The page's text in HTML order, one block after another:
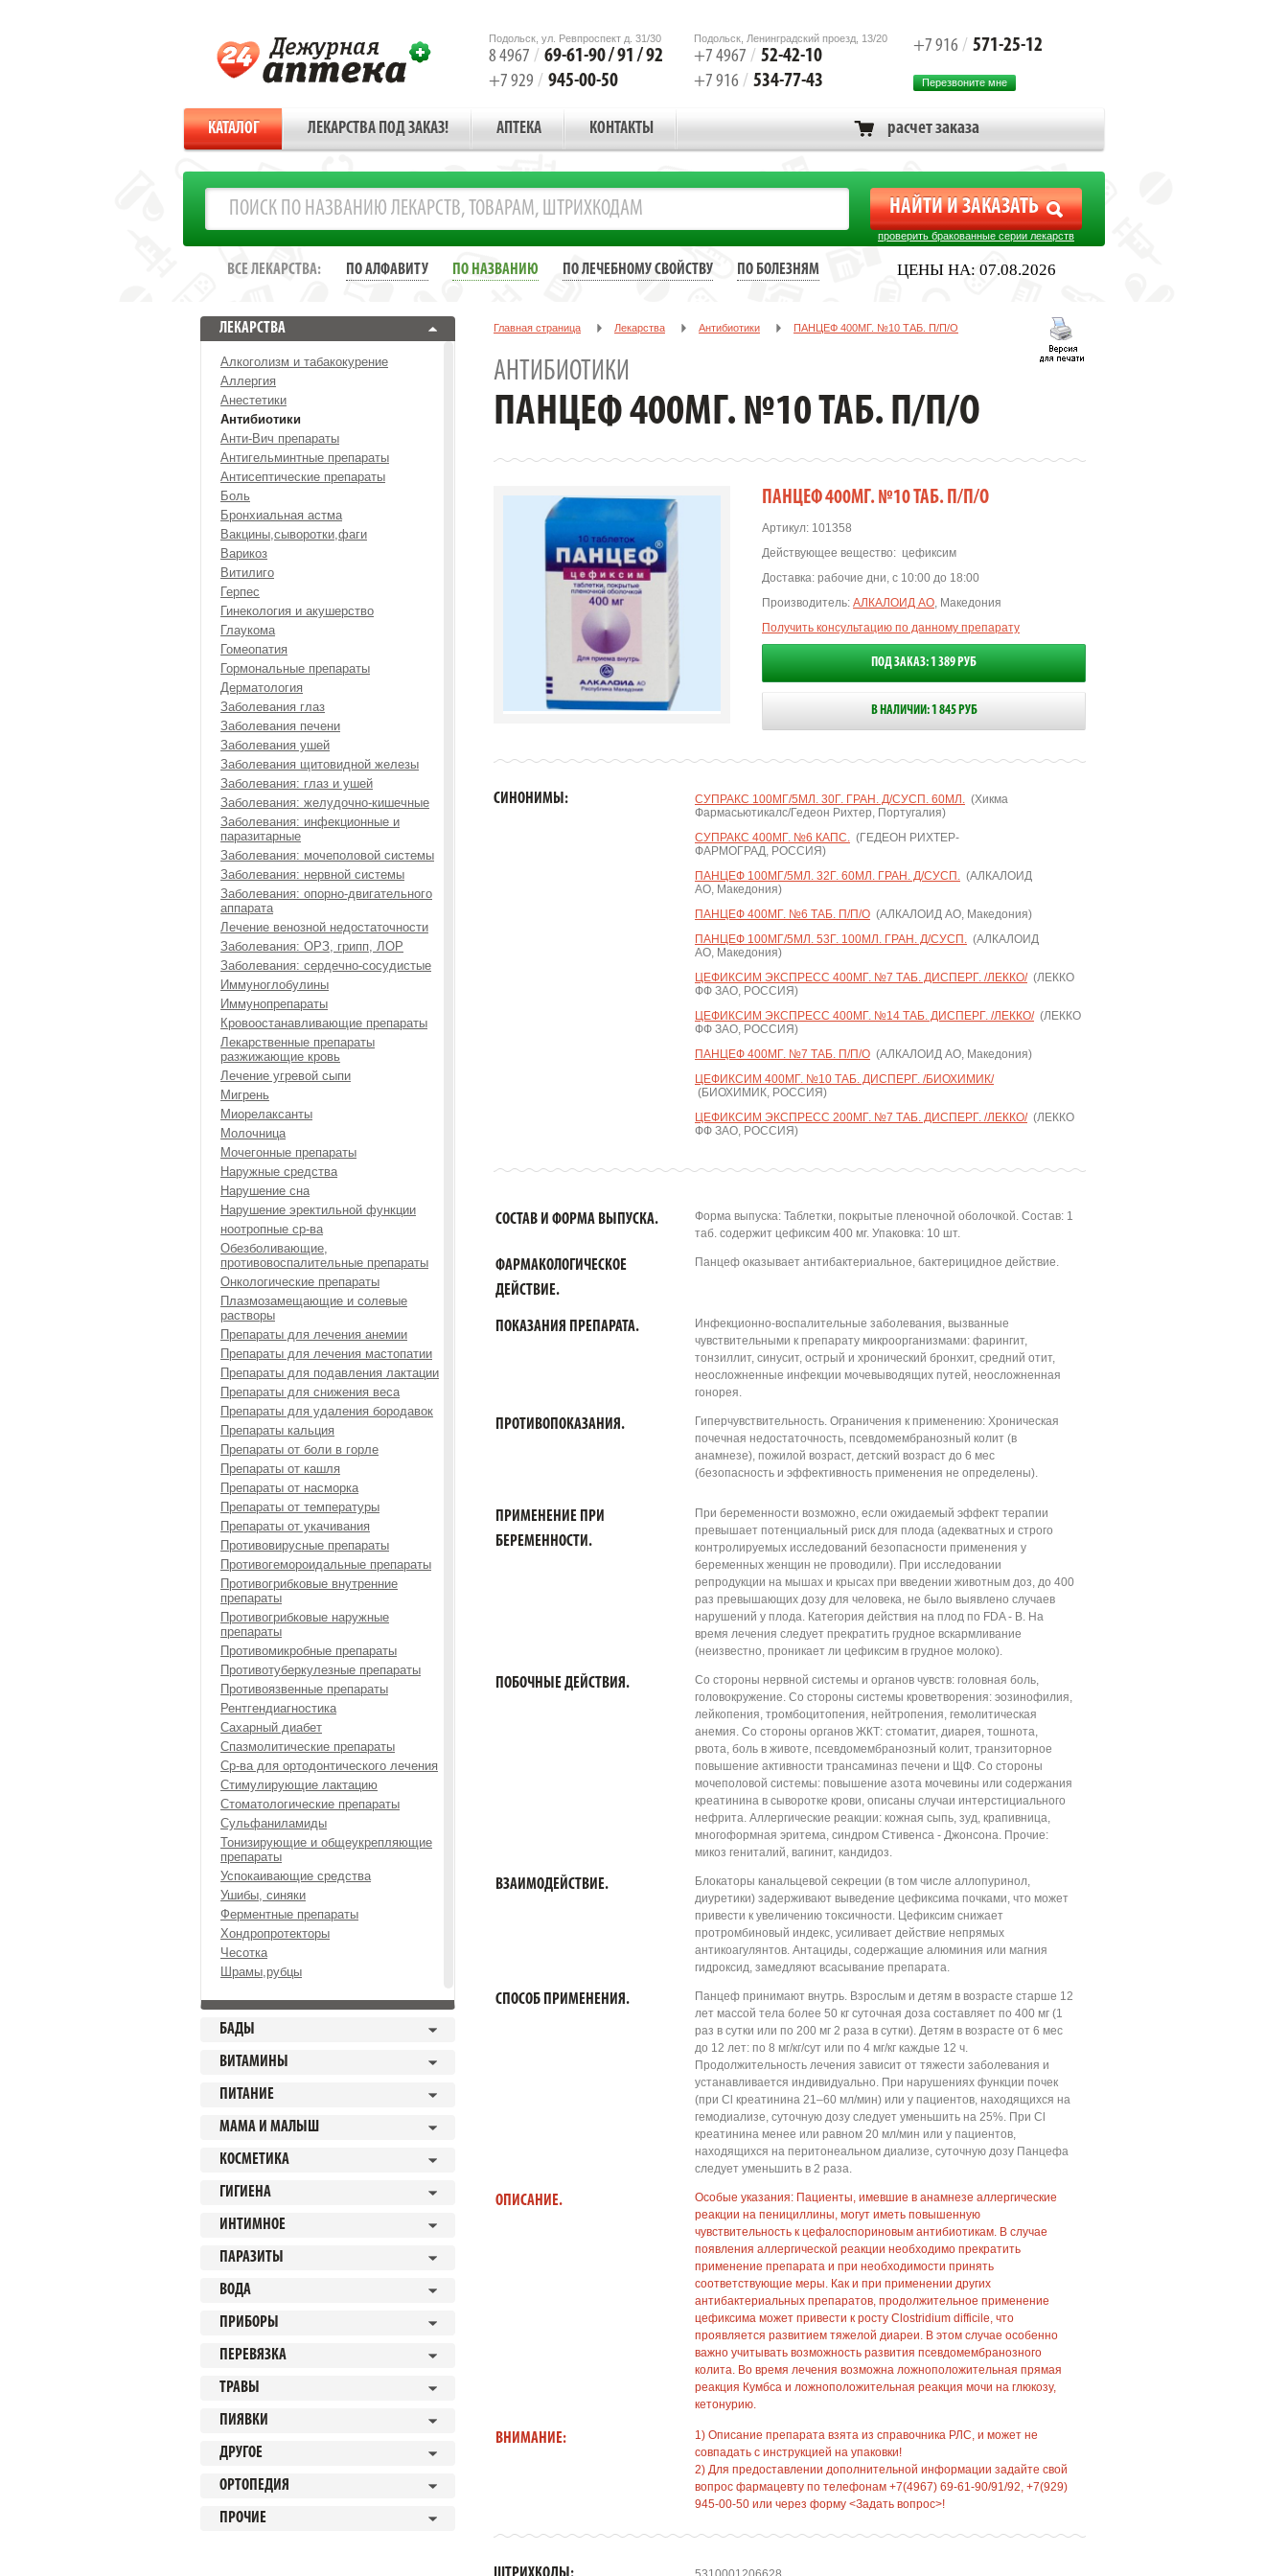
Подольск, ул. Ревпроспект д. 31/30
8 4967 / 69-61-90 / 91 / 92
+7 929 / 945-00-50
Подольск, Ленинградский проезд, 13/20
+7 4967 / 52-42-10
+7 916 / 534-77-43
+7 916 / 571-25-12
Перезвоните мне
КАТАЛОГ ЛЕКАРСТВА ПОД ЗАКАЗ! АПТЕКА КОНТАКТЫ расчет заказа
проверить бракованные серии лекарств
ЦЕНЫ НА: 07.08.2026
ВСЕ ЛЕКАРСТВА: ПО АЛФАВИТУ ПО НАЗВАНИЮ ПО ЛЕЧЕБНОМУ СВОЙСТВУ ПО БОЛЕЗНЯМ
ЛЕКАРСТВА
Алкоголизм и табакокурение
Аллергия
Анестетики
Антибиотики
Анти-Вич препараты
Антигельминтные препараты
Антисептические препараты
Боль
Бронхиальная астма
Вакцины,сыворотки,фаги
Варикоз
Витилиго
Герпес
Гинекология и акушерство
Глаукома
Гомеопатия
Гормональные препараты
Дерматология
Заболевания глаз
Заболевания печени
Заболевания ушей
Заболевания щитовидной железы
Заболевания: глаз и ушей
Заболевания: желудочно-кишечные
Заболевания: инфекционные и
паразитарные
Заболевания: мочеполовой системы
Заболевания: нервной системы
Заболевания: опорно-двигательного
аппарата
Лечение венозной недостаточности
Заболевания: ОРЗ, грипп, ЛОР
Заболевания: сердечно-сосудистые
Иммуноглобулины
Иммунопрепараты
Кровоостанавливающие препараты
Лекарственные препараты
разжижающие кровь
Лечение угревой сыпи
Мигрень
Миорелаксанты
Молочница
Мочегонные препараты
Наружные средства
Нарушение сна
Нарушение эректильной функции
ноотропные ср-ва
Обезболивающие,
противовоспалительные препараты
Онкологические препараты
Плазмозамещающие и солевые
растворы
Препараты для лечения анемии
Препараты для лечения мастопатии
Препараты для подавления лактации
Препараты для снижения веса
Препараты для удаления бородавок
Препараты кальция
Препараты от боли в горле
Препараты от кашля
Препараты от насморка
Препараты от температуры
Препараты от укачивания
Противовирусные препараты
Противогемороидальные препараты
Противогрибковые внутренние
препараты
Противогрибковые наружные
препараты
Противомикробные препараты
Противотуберкулезные препараты
Противоязвенные препараты
Рентгендиагностика
Сахарный диабет
Спазмолитические препараты
Ср-ва для ортодонтического лечения
Стимулирующие лактацию
Стоматологические препараты
Сульфаниламиды
Тонизирующие и общеукрепляющие
препараты
Успокаивающие средства
Ушибы, синяки
Ферментные препараты
Хондропротекторы
Чесотка
Шрамы,рубцы
БАДЫ
ВИТАМИНЫ
ПИТАНИЕ
МАМА И МАЛЫШ
КОСМЕТИКА
ГИГИЕНА
ИНТИМНОЕ
ПАРАЗИТЫ
ВОДА
ПРИБОРЫ
ПЕРЕВЯЗКА
ТРАВЫ
ПИЯВКИ
ДРУГОЕ
ОРТОПЕДИЯ
ПРОЧИЕ
Главная страница Лекарства Антибиотики ПАНЦЕФ 400МГ. №10 ТАБ. П/П/О
АНТИБИОТИКИ
ПАНЦЕФ 400МГ. №10 ТАБ. П/П/О
ПАНЦЕФ 400МГ. №10 ТАБ. П/П/О
Артикул: 101358
Действующее вещество: цефиксим
Доставка: рабочие дни, с 10:00 до 18:00
Производитель: АЛКАЛОИД АО, Македония
Получить консультацию по данному препарату
ПОД ЗАКАЗ: 1 389 РУБ
В НАЛИЧИИ: 1 845 РУБ
СИНОНИМЫ: СУПРАКС 100МГ/5МЛ. 30Г. ГРАН. Д/СУСП. 60МЛ. (Хикма
Фармасьютикалс/Гедеон Рихтер, Португалия)
СУПРАКС 400МГ. №6 КАПС. (ГЕДЕОН РИХТЕР-
ФАРМОГРАД, РОССИЯ)
ПАНЦЕФ 100МГ/5МЛ. 32Г. 60МЛ. ГРАН. Д/СУСП. (АЛКАЛОИД
АО, Македония)
ПАНЦЕФ 400МГ. №6 ТАБ. П/П/О (АЛКАЛОИД АО, Македония)
ПАНЦЕФ 100МГ/5МЛ. 53Г. 100МЛ. ГРАН. Д/СУСП. (АЛКАЛОИД
АО, Македония)
ЦЕФИКСИМ ЭКСПРЕСС 400МГ. №7 ТАБ. ДИСПЕРГ. /ЛЕККО/(ЛЕККО
ФФ ЗАО, РОССИЯ)
ЦЕФИКСИМ ЭКСПРЕСС 400МГ. №14 ТАБ. ДИСПЕРГ. /ЛЕККО/(ЛЕККО
ФФ ЗАО, РОССИЯ)
ПАНЦЕФ 400МГ. №7 ТАБ. П/П/О (АЛКАЛОИД АО, Македония)
ЦЕФИКСИМ 400МГ. №10 ТАБ. ДИСПЕРГ. /БИОХИМИК/
(БИОХИМИК, РОССИЯ)
ЦЕФИКСИМ ЭКСПРЕСС 200МГ. №7 ТАБ. ДИСПЕРГ. /ЛЕККО/(ЛЕККО
ФФ ЗАО, РОССИЯ)
СОСТАВ И ФОРМА ВЫПУСКА.
Форма выпуска: Таблетки, покрытые пленочной оболочкой. Состав: 1
таб. содержит цефиксим 400 мг. Упаковка: 10 шт.
ФАРМАКОЛОГИЧЕСКОЕ
ДЕЙСТВИЕ.
Панцеф оказывает антибактериальное, бактерицидное действие.
ПОКАЗАНИЯ ПРЕПАРАТА.
Инфекционно-воспалительные заболевания, вызванные
чувствительными к препарату микроорганизмами: фарингит,
тонзиллит, синусит, острый и хронический бронхит, средний отит,
неосложненные инфекции мочевыводящих путей, неосложненная
гонорея.
ПРОТИВОПОКАЗАНИЯ.
Гиперчувствительность. Ограничения к применению: Хроническая
почечная недостаточность, псевдомембранозный колит (в
анамнезе), пожилой возраст, детский возраст до 6 мес
(безопасность и эффективность применения не определены).
ПРИМЕНЕНИЕ ПРИ
БЕРЕМЕННОСТИ.
При беременности возможно, если ожидаемый эффект терапии
превышает потенциальный риск для плода (адекватных и строго
контролируемых исследований безопасности применения у
беременных женщин не проводили). При исследовании
репродукции на мышах и крысах при введении животным доз, до 400
раз превышающих дозу для человека, не было выявлено случаев
нарушений у плода. Категория действия на плод по FDA - B. На
время лечения следует прекратить грудное вскармливание
(неизвестно, проникает ли цефиксим в грудное молоко).
ПОБОЧНЫЕ ДЕЙСТВИЯ.
Со стороны нервной системы и органов чувств: головная боль,
головокружение. Со стороны системы кроветворения: эозинофилия,
лейкопения, тромбоцитопения, нейтропения, гемолитическая
анемия. Со стороны органов ЖКТ: стоматит, диарея, тошнота,
рвота, боль в животе, псевдомембранозный колит, транзиторное
повышение активности трансаминаз печени и ЩФ. Со стороны
мочеполовой системы: повышение азота мочевины или содержания
креатинина в сыворотке крови, описаны случаи интерстициального
нефрита. Аллергические реакции: кожная сыпь, зуд, крапивница,
многоформная эритема, синдром Стивенса - Джонсона. Прочие:
микоз гениталий, вагинит, кандидоз.
ВЗАИМОДЕЙСТВИЕ.
Блокаторы канальцевой секреции (в том числе аллопуринол,
диуретики) задерживают выведение цефиксима почками, что может
привести к увеличению токсичности. Цефиксим снижает
протромбиновый индекс, усиливает действие непрямых
антикоагулянтов. Антациды, содержащие алюминия или магния
гидроксид, замедляют всасывание препарата.
СПОСОБ ПРИМЕНЕНИЯ.
Панцеф принимают внутрь. Взрослым и детям в возрасте старше 12
лет массой тела более 50 кг суточная доза составляет по 400 мг (1
раз в сутки или по 200 мг 2 раза в сутки). Детям в возрасте от 6 мес
до 12 лет: по 8 мг/кг/сут или по 4 мг/кг каждые 12 ч.
Продолжительность лечения зависит от тяжести заболевания и
устанавливается индивидуально. При нарушениях функции почек
(при Cl креатинина 21–60 мл/мин) или у пациентов, находящихся на
гемодиализе, суточную дозу следует уменьшить на 25%. При Cl
креатинина менее или равном 20 мл/мин или у пациентов,
находящихся на перитонеальном диализе, суточную дозу Панцефа
следует уменьшить в 2 раза.
ОПИСАНИЕ.
Особые указания: Пациенты, имевшие в анамнезе аллергические
реакции на пенициллины, могут иметь повышенную
чувствительность к цефалоспориновым антибиотикам. В случае
появления аллергической реакции необходимо прекратить
применение препарата и при необходимости принять
соответствующие меры. Как и при применении других
антибактериальных препаратов, продолжительное применение
цефиксима может привести к росту Clostridium difficile, что
проявляется развитием тяжелой диареи. В этом случае особенно
важно учитывать возможность развития псевдомембранозного
колита. Во время лечения возможна ложноположительная прямая
реакция Кумбса и ложноположительная реакция мочи на глюкозу,
кетонурию.
ВНИМАНИЕ:
1) Описание препарата взята из справочника РЛС, и может не
совпадать с инструкцией на упаковки!
2) Для предоставлении дополнительной информации задайте свой
вопрос фармацевту по телефонам +7(4967) 69-61-90/91/92, +7(929)
945-00-50 или через форму <Задать вопрос>!